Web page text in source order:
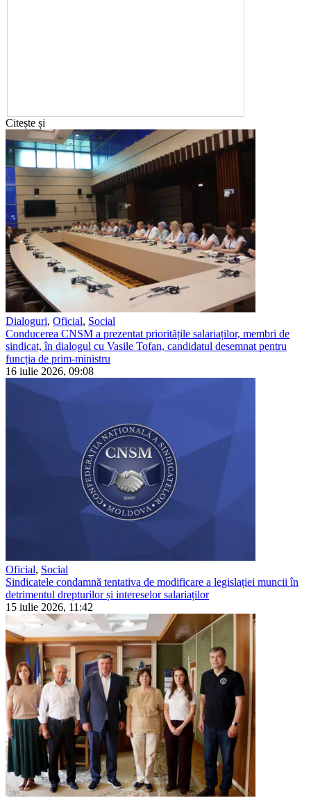
Citește și
Dialoguri, Oficial, Social
Conducerea CNSM a prezentat prioritățile salariaților, membri de
sindicat, în dialogul cu Vasile Tofan, candidatul desemnat pentru
funcția de prim-ministru
16 iulie 2026, 09:08
Oficial, Social
Sindicatele condamnă tentativa de modificare a legislației muncii în
detrimentul drepturilor și intereselor salariaților
15 iulie 2026, 11:42